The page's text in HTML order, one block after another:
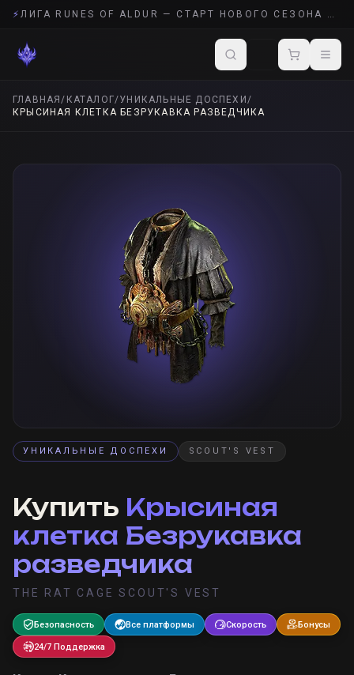
⚡ ЛИГА RUNES OF ALDUR — СТАРТ НОВОГО СЕЗОНА POE 2
ГЛАВНАЯ/ КАТАЛОГ/УНИКАЛЬНЫЕ ДОСПЕХИ /
КРЫСИНАЯ КЛЕТКА БЕЗРУКАВКА РАЗВЕДЧИКА
УНИКАЛЬНЫЕ ДОСПЕХИ SCOUT'S VEST
Купить Крысиная
клетка Безрукавка
разведчика
THE RAT CAGE SCOUT'S VEST
Безопасность Все платформы Скорость Бонусы
24/7 Поддержка